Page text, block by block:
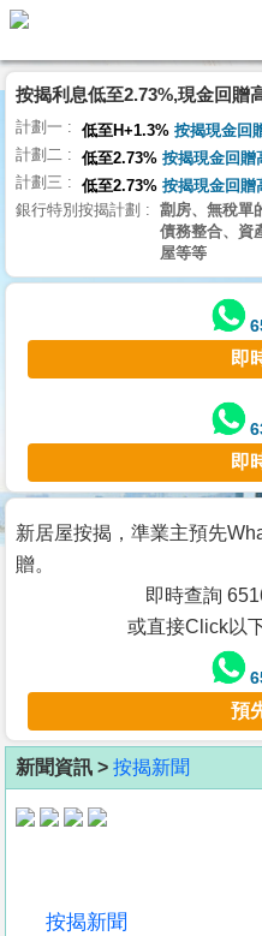
代
理
主
頁
搵
樓/
交
業
主
宅
谷
按
客
地
產
按揭利息低至2.73%,現金回贈
計劃一 低至H+1.3% 按揭現金回
計劃二 低至2.73% 按揭現金回贈
計劃三 低至2.73% 按揭現金回贈
銀行特別按揭計劃
劏房、無稅單
債務整合、資
屋等等
即
即
新居屋按揭，準業主預先
贈。
即時查詢
或直接Click以
預
新聞資訊 > 按揭新聞
按揭新聞